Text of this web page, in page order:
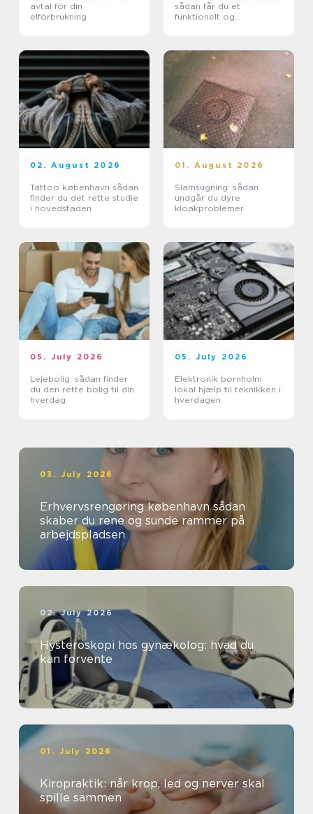
avtal för din
elförbrukning
sådan får du et
funktionelt og
02. August 2026
Tattoo københavn sådan
finder du det rette studie
i hovedstaden
01. August 2026
Slamsugning: sådan
undgår du dyre
kloakproblemer
05. July 2026
Lejebolig: sådan finder
du den rette bolig til din
hverdag
05. July 2026
Elektronik bornholm
lokal hjælp til teknikken i
hverdagen
03. July 2026
Erhvervsrengøring københavn sådan
skaber du rene og sunde rammer på
arbejdspladsen
02. July 2026
Hysteroskopi hos gynækolog: hvad du
kan forvente
01. July 2026
Kiropraktik: når krop, led og nerver skal
spille sammen